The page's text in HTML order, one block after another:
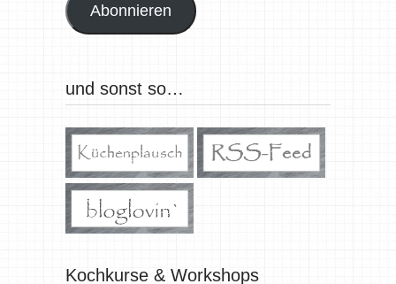
Abonnieren
und sonst so…
Kochkurse & Workshops